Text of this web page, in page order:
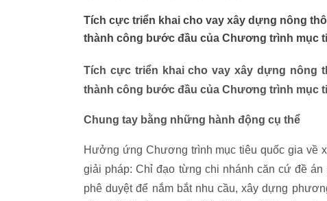
Tích cực triển khai cho vay xây dựng nông
thành công bước đầu của Chương trình mục
Tích cực triển khai cho vay xây dựng nông
thành công bước đầu của Chương trình mục
Chung tay bằng những hành động cụ thể
Hưởng ứng Chương trình mục tiêu quốc gia về
giải pháp: Chỉ đạo từng chi nhánh căn cứ đề
phê duyệt để nắm bắt nhu cầu, xây dựng